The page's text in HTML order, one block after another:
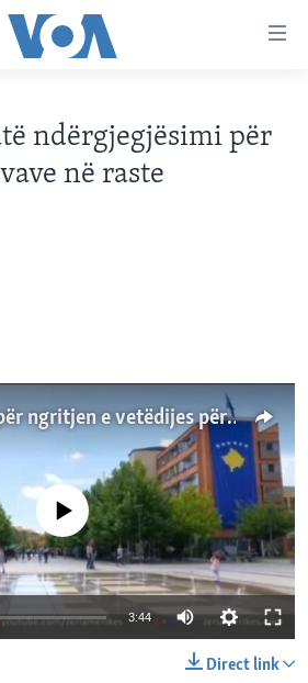
ndërgjegjësimi për
në raste
Kosovë, fushatë për ngritjen e vetëdijes për ruajtjen e provave biologjike në rastet e përdhunimeve
source currently available
3:44
Direct link